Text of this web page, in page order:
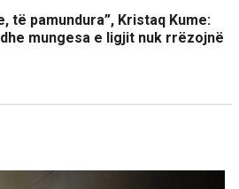
të pamundura”, Kristaq Kume:
mungesa e ligjit nuk rrëzojnë